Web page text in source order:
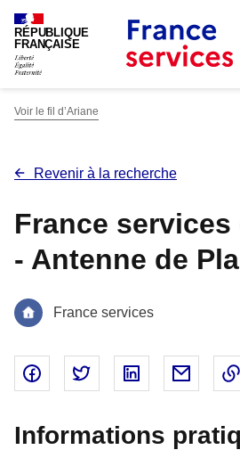
RÉPUBLIQUE
FRANÇAISE
Voir le fil d’Ariane
Revenir à la recherche
France
- Antenne de
France services
Partager sur Facebook -
Partager sur Twitter -
Partager sur
Informations